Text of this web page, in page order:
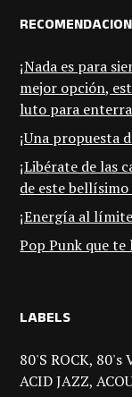
¡Nada es para
mejor opción,
luto para
¡Una propuesta
¡Libérate de las
de este
¡Energía al
Pop Punk que
LABELS
80'S ROCK 80's
ACID JAZZ